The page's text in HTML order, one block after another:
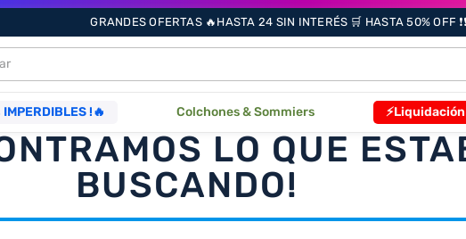
GRANDES OFERTAS 🔥HASTA 24 SIN INTERÉS 🛒 HASTA 50% OFF ❗❗
!🔥 Colchones & Sommiers
LO QUE
BUSCANDO!
MÁS BUSCADOS
heladeras
lavarropas
cocinas